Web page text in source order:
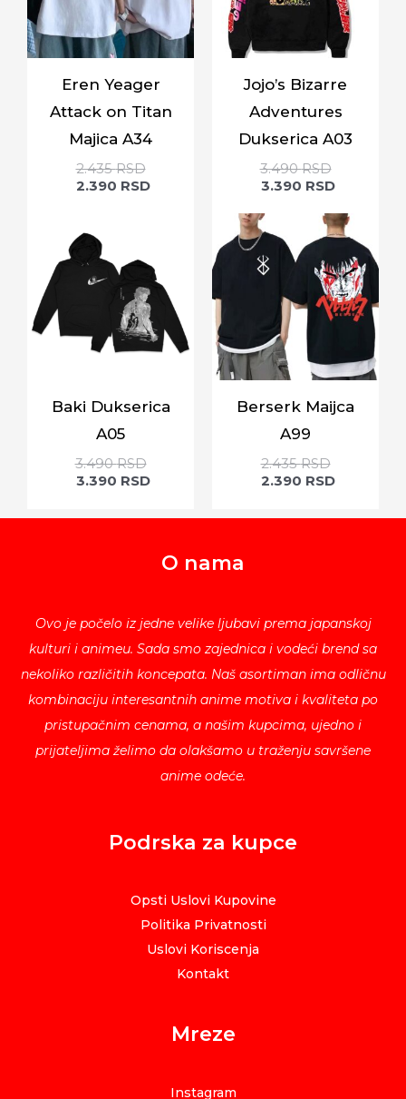
Eren Yeager
Attack on Titan
Majica A34
2.435RSD
2.390 RSD
Jojo’s Bizarre
Adventures
Dukserica A03
3.490RSD
3.390 RSD
Baki Dukserica
A05
3.490RSD
3.390 RSD
Berserk Maijca
A99
2.435RSD
2.390 RSD
O nama
Ovo je počelo iz jedne velike ljubavi prema japanskoj
kulturi i animeu. Sada smo zajednica i vodeći brend sa
nekoliko različitih koncepata. Naš asortiman ima odličnu
kombinaciju interesantnih anime motiva i kvaliteta po
pristupačnim cenama, a našim kupcima, ujedno i
prijateljima želimo da olakšamo u traženju savršene
anime odeće.
Podrska za kupce
Opsti Uslovi Kupovine
Politika Privatnosti
Uslovi Koriscenja
Kontakt
Mreze
Instagram